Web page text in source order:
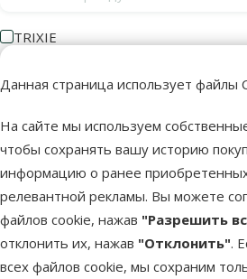
Данная страница использует файлы
На сайте мы используем
чтобы сохранять вашу историю
информацию о ранее приобретенных
релевантной рекламы. Вы можете
файлов cookie, нажав "Разрешить
отклонить их, нажав "Отклонить".
всех файлов cookie, мы сохраним
TRIXIE
Цена
2 €
Оценка
Оценка 100%